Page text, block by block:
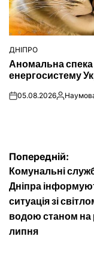
ОПУБЛІКУВАТИ
У
ДНІПРО
Аномальна
енергосистему
on05.08.2026
записів
Попередній:
Комунальні
Дніпра
ситуація зі
водою станом на
липня